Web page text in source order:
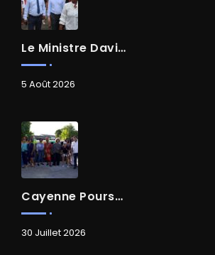
Le Ministre David AMIEL En Visite Dans Le Centre-Ville De Cayenne
5 Août 2026
Cayenne Poursuit Sa Transformation
30 Juillet 2026